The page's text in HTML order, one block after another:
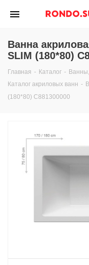
Ванна
SLIM (180*80)
Главная - Каталог -
Каталог акриловых ванн -
(180*80) C881300000